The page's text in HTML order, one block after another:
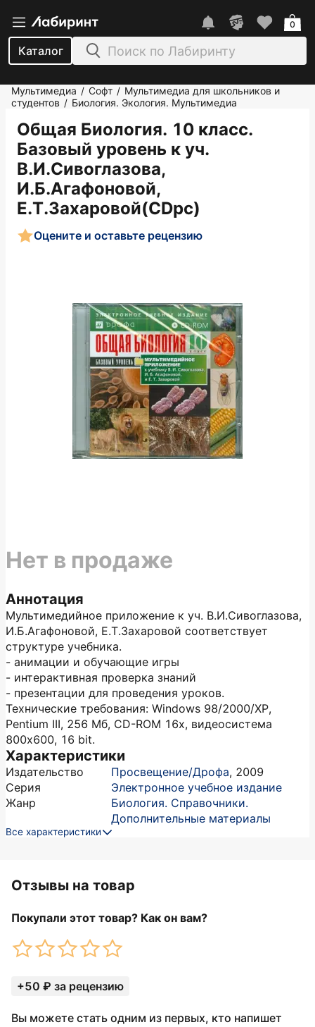
Каталог
0
Мультимедиа / Софт / Мультимедиа для школьников и
студентов / Биология. Экология. Мультимедиа
Общая Биология. 10 класс.
Базовый уровень к уч.
В.И.Сивоглазова,
И.Б.Агафоновой,
Е.Т.Захаровой(CDpc)
Оцените и оставьте рецензию
Аннотация
Мультимедийное приложение к уч. В.И.Сивоглазова,
И.Б.Агафоновой, Е.Т.Захаровой соответствует
структуре учебника.
- анимации и обучающие игры
- интерактивная проверка знаний
- презентации для проведения уроков.
Технические требования: Windows 98/2000/ХР,
Pentium III, 256 Мб, CD-ROM 16х, видеосистема
800x600, 16 bit.
Характеристики
Издательство Просвещение/Дрофа, 2009
Серия
Электронное учебное издание
Жанр
Биология. Справочники.
Дополнительные материалы
Все характеристики
Нет в продаже
Отзывы на товар
Покупали этот товар? Как он вам?
+50 ₽ за рецензию
Вы можете стать одним из первых, кто напишет